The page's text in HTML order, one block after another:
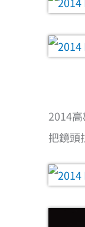
2014
把鏡頭